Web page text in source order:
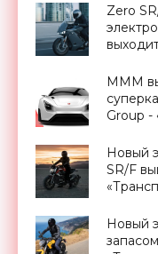
Zero
MMM
Group -
Новый
SR/F
Новый